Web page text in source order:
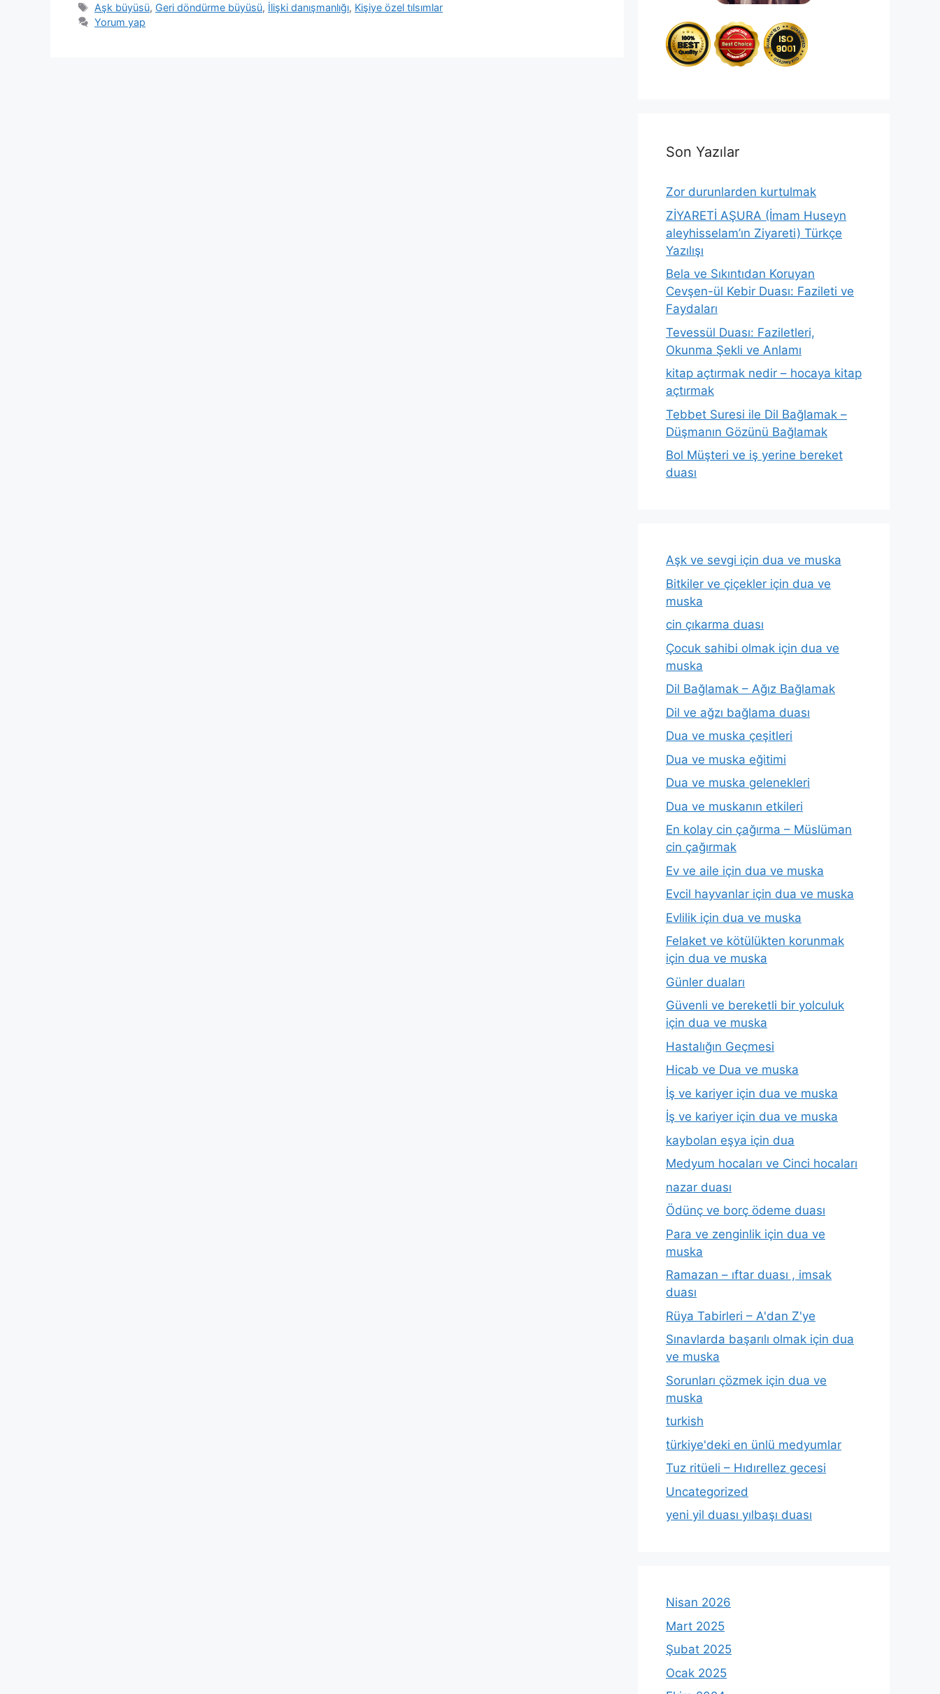
Aşk büyüsü, Geri döndürme büyüsü, İlişki danışmanlığı, Kişiye özel tılsımlar
Yorum yap
Son Yazılar
Zor durunlarden kurtulmak
ZİYARETİ AŞURA (İmam Huseyn
aleyhisselam’ın Ziyareti) Türkçe
Yazılışı
Bela ve Sıkıntıdan Koruyan
Cevşen-ül Kebir Duası: Fazileti ve
Faydaları
Tevessül Duası: Faziletleri,
Okunma Şekli ve Anlamı
kitap açtırmak nedir – hocaya kitap
açtırmak
Tebbet Suresi ile Dil Bağlamak –
Düşmanın Gözünü Bağlamak
Bol Müşteri ve iş yerine bereket
duası
Aşk ve sevgi için dua ve muska
Bitkiler ve çiçekler için dua ve
muska
cin çıkarma duası
Çocuk sahibi olmak için dua ve
muska
Dil Bağlamak – Ağız Bağlamak
Dil ve ağzı bağlama duası
Dua ve muska çeşitleri
Dua ve muska eğitimi
Dua ve muska gelenekleri
Dua ve muskanın etkileri
En kolay cin çağırma – Müslüman
cin çağırmak
Ev ve aile için dua ve muska
Evcil hayvanlar için dua ve muska
Evlilik için dua ve muska
Felaket ve kötülükten korunmak
için dua ve muska
Günler duaları
Güvenli ve bereketli bir yolculuk
için dua ve muska
Hastalığın Geçmesi
Hicab ve Dua ve muska
İş ve kariyer için dua ve muska
İş ve kariyer için dua ve muska
kaybolan eşya için dua
Medyum hocaları ve Cinci hocaları
nazar duası
Ödünç ve borç ödeme duası
Para ve zenginlik için dua ve
muska
Ramazan – ıftar duası , imsak
duası
Rüya Tabirleri – A'dan Z'ye
Sınavlarda başarılı olmak için dua
ve muska
Sorunları çözmek için dua ve
muska
turkish
türkiye'deki en ünlü medyumlar
Tuz ritüeli – Hıdırellez gecesi
Uncategorized
yeni yil duası yılbaşı duası
Nisan 2026
Mart 2025
Şubat 2025
Ocak 2025